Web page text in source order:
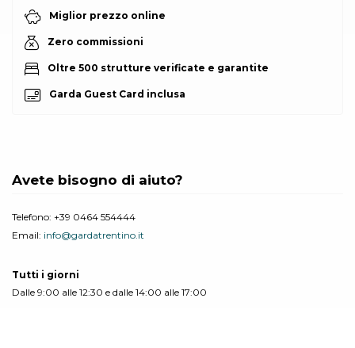
Miglior prezzo online
Zero commissioni
Oltre 500 strutture verificate e garantite
Garda Guest Card inclusa
Avete bisogno di aiuto?
Telefono: +39 0464 554444
Email: info@gardatrentino.it
Tutti i giorni
Dalle 9:00 alle 12:30 e dalle 14:00 alle 17:00